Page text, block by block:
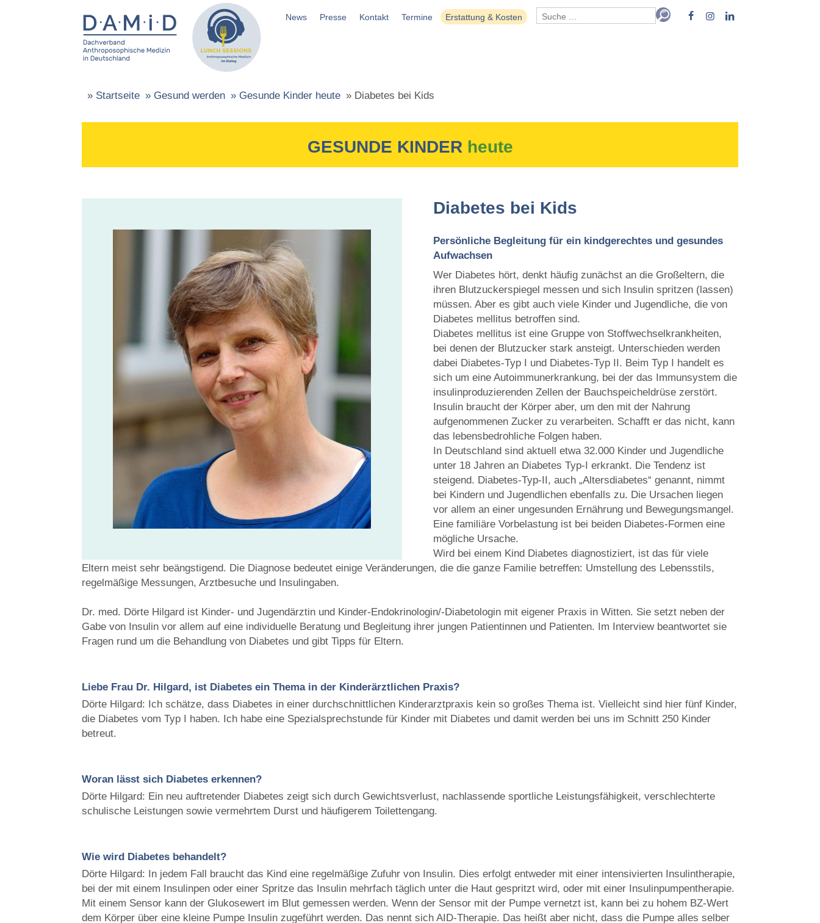
News Presse Kontakt Termine Erstattung & Kosten
» Startseite » Gesund werden » Gesunde Kinder heute » Diabetes bei Kids
GESUNDE KINDER heute
Diabetes bei Kids
Persönliche Begleitung für ein kindgerechtes und gesundes
Aufwachsen
Wer Diabetes hört, denkt häufig zunächst an die Großeltern, die
ihren Blutzuckerspiegel messen und sich Insulin spritzen (lassen)
müssen. Aber es gibt auch viele Kinder und Jugendliche, die von
Diabetes mellitus betroffen sind.
Diabetes mellitus ist eine Gruppe von Stoffwechselkrankheiten,
bei denen der Blutzucker stark ansteigt. Unterschieden werden
dabei Diabetes-Typ I und Diabetes-Typ II. Beim Typ I handelt es
sich um eine Autoimmunerkrankung, bei der das Immunsystem die
insulinproduzierenden Zellen der Bauchspeicheldrüse zerstört.
Insulin braucht der Körper aber, um den mit der Nahrung
aufgenommenen Zucker zu verarbeiten. Schafft er das nicht, kann
das lebensbedrohliche Folgen haben.
In Deutschland sind aktuell etwa 32.000 Kinder und Jugendliche
unter 18 Jahren an Diabetes Typ-I erkrankt. Die Tendenz ist
steigend. Diabetes-Typ-II, auch „Altersdiabetes“ genannt, nimmt
bei Kindern und Jugendlichen ebenfalls zu. Die Ursachen liegen
vor allem an einer ungesunden Ernährung und Bewegungsmangel.
Eine familiäre Vorbelastung ist bei beiden Diabetes-Formen eine
mögliche Ursache.
Wird bei einem Kind Diabetes diagnostiziert, ist das für viele
Eltern meist sehr beängstigend. Die Diagnose bedeutet einige Veränderungen, die die ganze Familie betreffen: Umstellung des Lebensstils,
regelmäßige Messungen, Arztbesuche und Insulingaben.
Dr. med. Dörte Hilgard ist Kinder- und Jugendärztin und Kinder-Endokrinologin/-Diabetologin mit eigener Praxis in Witten. Sie setzt neben der
Gabe von Insulin vor allem auf eine individuelle Beratung und Begleitung ihrer jungen Patientinnen und Patienten. Im Interview beantwortet sie
Fragen rund um die Behandlung von Diabetes und gibt Tipps für Eltern.
Liebe Frau Dr. Hilgard, ist Diabetes ein Thema in der Kinderärztlichen Praxis?
Dörte Hilgard: Ich schätze, dass Diabetes in einer durchschnittlichen Kinderarztpraxis kein so großes Thema ist. Vielleicht sind hier fünf Kinder,
die Diabetes vom Typ I haben. Ich habe eine Spezialsprechstunde für Kinder mit Diabetes und damit werden bei uns im Schnitt 250 Kinder
betreut.
Woran lässt sich Diabetes erkennen?
Dörte Hilgard: Ein neu auftretender Diabetes zeigt sich durch Gewichtsverlust, nachlassende sportliche Leistungsfähigkeit, verschlechterte
schulische Leistungen sowie vermehrtem Durst und häufigerem Toilettengang.
Wie wird Diabetes behandelt?
Dörte Hilgard: In jedem Fall braucht das Kind eine regelmäßige Zufuhr von Insulin. Dies erfolgt entweder mit einer intensivierten Insulintherapie,
bei der mit einem Insulinpen oder einer Spritze das Insulin mehrfach täglich unter die Haut gespritzt wird, oder mit einer Insulinpumpentherapie.
Mit einem Sensor kann der Glukosewert im Blut gemessen werden. Wenn der Sensor mit der Pumpe vernetzt ist, kann bei zu hohem BZ-Wert
dem Körper über eine kleine Pumpe Insulin zugeführt werden. Das nennt sich AID-Therapie. Das heißt aber nicht, dass die Pumpe alles selber